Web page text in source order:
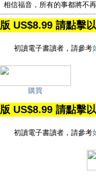
信福音，所有的事都將不再
US$8.99 請點擊
初讀電子書讀者，請參考
購買
US$8.99 請點擊
初讀電子書讀者，請參考